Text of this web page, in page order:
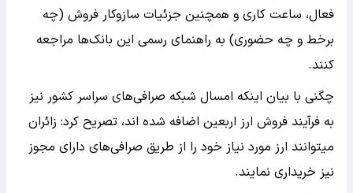
فعال، ساعت کاری و همچنین جزئیات سازوکار فروش (چه
برخط و چه حضوری) به راهنمای رسمی این بانک‌ها مراجعه
کنند.
چگنی با بیان اینکه امسال شبکه صرافی‌های سراسر کشور نیز
به فرآیند فروش ارز اربعین اضافه شده اند، تصریح کرد: زائران
میتوانند ارز مورد نیاز خود را از طریق صرافی‌های دارای مجوز
نیز خریداری نمایند.